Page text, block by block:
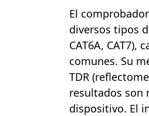
El
diversos tipos
CAT6A, CAT7),
comunes. Su
TDR
resultados son
dispositivo. El